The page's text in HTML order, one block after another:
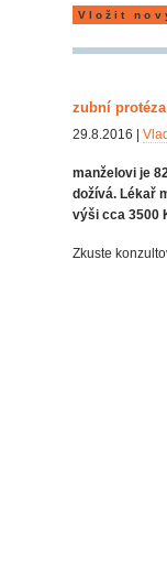
Vložit
zubní protéza
29.8.2016 |
manželovi je
dožívá. Lékař
výši cca 3500
Zkuste